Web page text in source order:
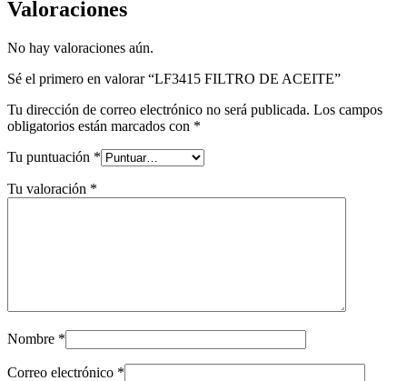
Valoraciones
No hay valoraciones aún.
Sé el primero en valorar “LF3415 FILTRO DE ACEITE”
Tu dirección de correo electrónico no será publicada. Los campos
obligatorios están marcados con *
Tu puntuación *
Tu valoración *
Nombre *
Correo electrónico *